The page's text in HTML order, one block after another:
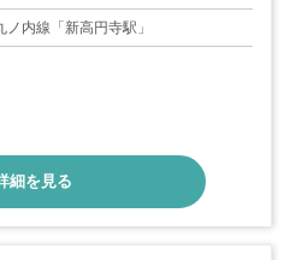
内線「新高円寺駅」
細を見る